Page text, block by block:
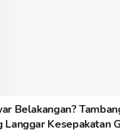
Belakangan?
Langgar Kesepakatan